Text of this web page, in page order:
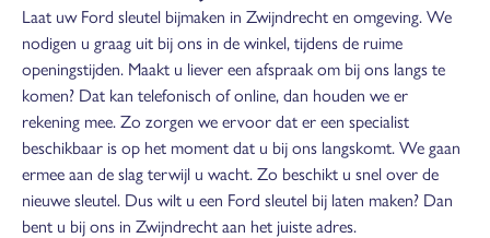
Laat uw Ford sleutel bijmaken in Zwijndrecht en omgeving. We
nodigen u graag uit bij ons in de winkel, tijdens de ruime
openingstijden. Maakt u liever een afspraak om bij ons langs te
komen? Dat kan telefonisch of online, dan houden we er
rekening mee. Zo zorgen we ervoor dat er een specialist
beschikbaar is op het moment dat u bij ons langskomt. We gaan
ermee aan de slag terwijl u wacht. Zo beschikt u snel over de
nieuwe sleutel. Dus wilt u een Ford sleutel bij laten maken? Dan
bent u bij ons in Zwijndrecht aan het juiste adres.